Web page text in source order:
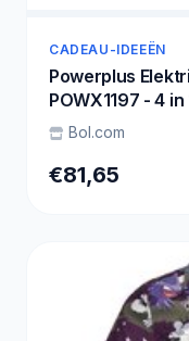
CADEAU-IDEEËN
Powerplus
POWX1197 - 4
en beitelrotatie,
Bol.com
€81,65